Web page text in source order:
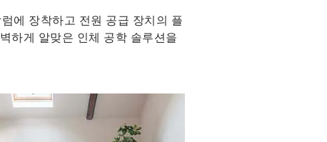
에 장착하고 전원 공급 장치의 플
하게 알맞은 인체 공학 솔루션을